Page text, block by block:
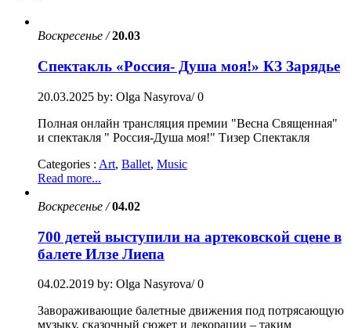
Воскресенье / 20.03
Спектакль «Россия- Душа моя!» КЗ Зарядье
20.03.2025 by: Olga Nasyrova/0
Полная онлайн трансляция премии "Весна Священная"
и спектакля " Россия-Душа моя!" Тизер Спектакля
Categories : Art, Ballet, Music
Read more...
Воскресенье / 04.02
700 детей выступили на артековской сцене в
балете Илзе Лиепа
04.02.2019 by: Olga Nasyrova/0
Завораживающие балетные движения под потрясающую
музыку, сказочный сюжет и декорации – таким